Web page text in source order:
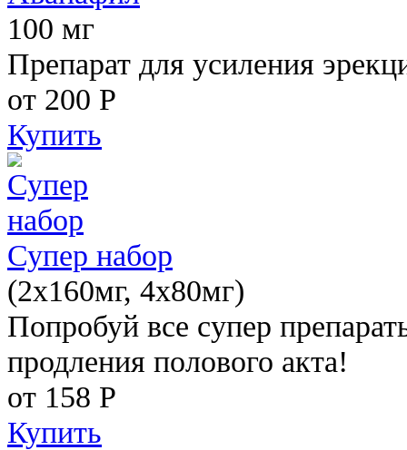
100 мг
Препарат для усиления
от 200 Р
Купить
Супер набор
(2х160мг, 4х80мг)
Попробуй все супер
продления полового акта!
от 158 Р
Купить